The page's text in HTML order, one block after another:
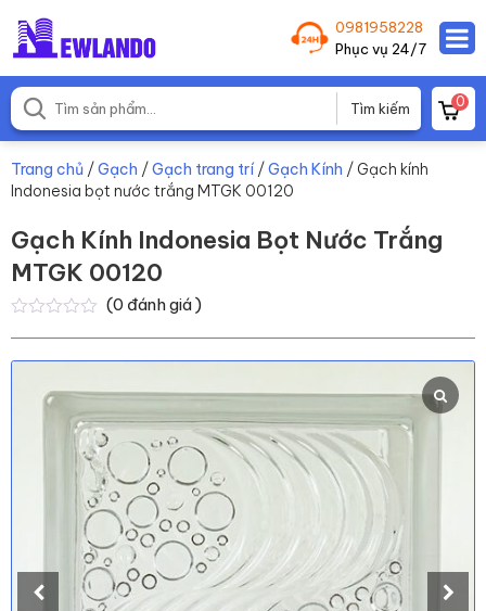
0981958228
Phục vụ 24/7
0
Trang chủ /Gạch /Gạch trang trí/Gạch Kính / Gạch kính
Indonesia bọt nước trắng MTGK 00120
Gạch Kính Indonesia Bọt Nước Trắng
MTGK 00120
5
(0 đánh giá )